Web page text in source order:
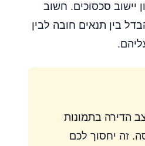
יישוב סכסוכים. חשוב
בין תנאים חובה לבין
הדירה בתמונות
זה יחסוך לכם